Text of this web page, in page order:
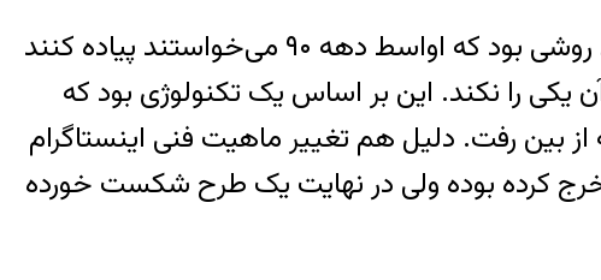
اما، رسول جلیلی را با نام «پدر فیلترینگ هوشمند» در ایران می‌شناسند: «فیلترینگ هوشمند روشی بود که اواسط دهه ۹۰ می‌خواستند پیاده کنند
یکی را نکند. این بر اساس یک تکنولوژی بود که
بین رفت. دلیل هم تغییر ماهیت فنی اینستاگرام
خرج کرده بوده ولی در نهایت یک طرح شکست خورده